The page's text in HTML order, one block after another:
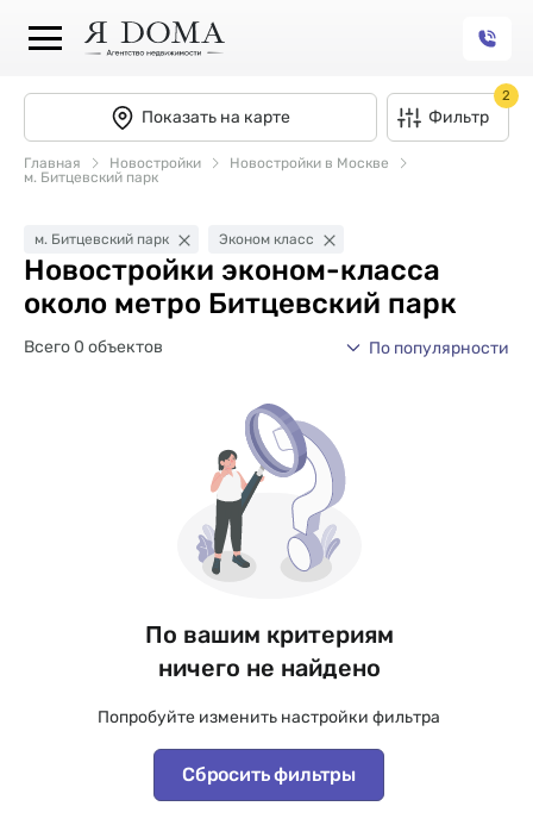
Показать на карте Фильтр
2
Главная Новостройки
Новостройки в Москве
м. Битцевский парк
м. Битцевский парк Эконом класс
Новостройки эконом-класса
около метро Битцевский парк
Всего 0 объектов По популярности
По вашим критериям
ничего не найдено
Попробуйте изменить настройки фильтра
Сбросить фильтры